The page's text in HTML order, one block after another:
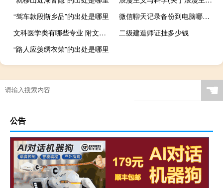
“驾车款段惭乡品”的出处是哪里
微信聊天记录备份到电脑哪个文件夹
文科医学类有哪些专业 附文科能报的医学专业
二级建造师证挂多少钱
“路人应羡绣衣荣”的出处是哪里
☚
公告